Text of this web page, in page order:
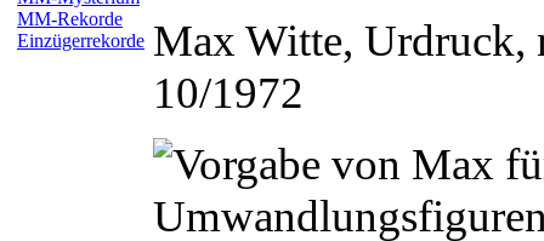
MM-Rekorde
Einzügerrekorde Max Witte, Urdruck,
10/1972